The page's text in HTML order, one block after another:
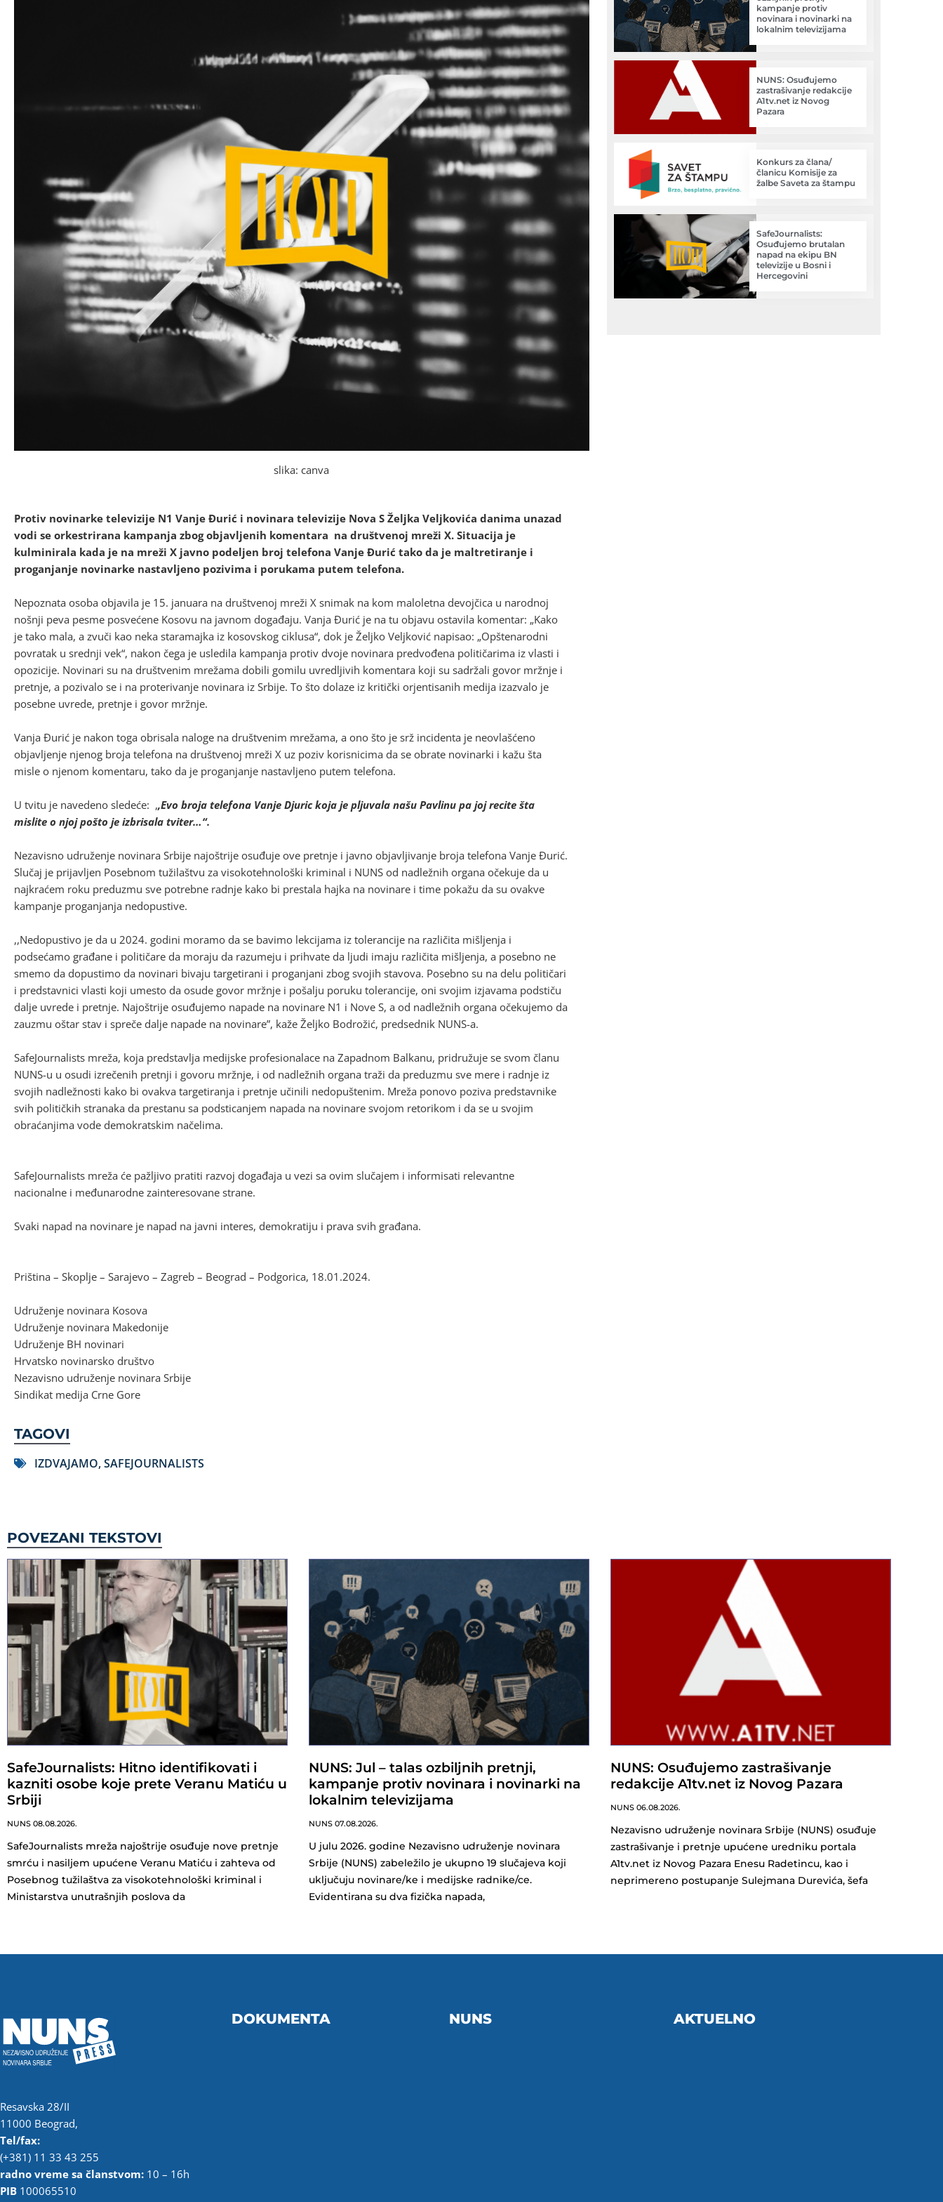
slika: canva
Protiv novinarke televizije N1 Vanje Đurić i novinara televizije Nova S Željka Veljkovića danima unazad
vodi se orkestrirana kampanja zbog objavljenih komentara na društvenoj mreži X. Situacija je
kulminirala kada je na mreži X javno podeljen broj telefona Vanje Đurić tako da je maltretiranje i
proganjanje novinarke nastavljeno pozivima i porukama putem telefona.
Nepoznata osoba objavila je 15. januara na društvenoj mreži X snimak na kom maloletna devojčica u narodnoj
nošnji peva pesme posvećene Kosovu na javnom događaju. Vanja Đurić je na tu objavu ostavila komentar: „Kako
je tako mala, a zvuči kao neka staramajka iz kosovskog ciklusa“, dok je Željko Veljković napisao: „Opštenarodni
povratak u srednji vek“, nakon čega je usledila kampanja protiv dvoje novinara predvođena političarima iz vlasti i
opozicije. Novinari su na društvenim mrežama dobili gomilu uvredljivih komentara koji su sadržali govor mržnje i
pretnje, a pozivalo se i na proterivanje novinara iz Srbije. To što dolaze iz kritički orjentisanih medija izazvalo je
posebne uvrede, pretnje i govor mržnje.
Vanja Đurić je nakon toga obrisala naloge na društvenim mrežama, a ono što je srž incidenta je neovlašćeno
objavljenje njenog broja telefona na društvenoj mreži X uz poziv korisnicima da se obrate novinarki i kažu šta
misle o njenom komentaru, tako da je proganjanje nastavljeno putem telefona.
U tvitu je navedeno sledeće: ,,Evo broja telefona Vanje Djuric koja je pljuvala našu Pavlinu pa joj recite šta
mislite o njoj pošto je izbrisala tviter…“.
Nezavisno udruženje novinara Srbije najoštrije osuđuje ove pretnje i javno objavljivanje broja telefona Vanje Đurić.
Slučaj je prijavljen Posebnom tužilaštvu za visokotehnološki kriminal i NUNS od nadležnih organa očekuje da u
najkraćem roku preduzmu sve potrebne radnje kako bi prestala hajka na novinare i time pokažu da su ovakve
kampanje proganjanja nedopustive.
,,Nedopustivo je da u 2024. godini moramo da se bavimo lekcijama iz tolerancije na različita mišljenja i
podsećamo građane i političare da moraju da razumeju i prihvate da ljudi imaju različita mišljenja, a posebno ne
smemo da dopustimo da novinari bivaju targetirani i proganjani zbog svojih stavova. Posebno su na delu političari
i predstavnici vlasti koji umesto da osude govor mržnje i pošalju poruku tolerancije, oni svojim izjavama podstiču
dalje uvrede i pretnje. Najoštrije osuđujemo napade na novinare N1 i Nove S, a od nadležnih organa očekujemo da
zauzmu oštar stav i spreče dalje napade na novinare”, kaže Željko Bodrožić, predsednik NUNS-a.
SafeJournalists mreža, koja predstavlja medijske profesionalace na Zapadnom Balkanu, pridružuje se svom članu
NUNS-u u osudi izrečenih pretnji i govoru mržnje, i od nadležnih organa traži da preduzmu sve mere i radnje iz
svojih nadležnosti kako bi ovakva targetiranja i pretnje učinili nedopuštenim. Mreža ponovo poziva predstavnike
svih političkih stranaka da prestanu sa podsticanjem napada na novinare svojom retorikom i da se u svojim
obraćanjima vode demokratskim načelima.
SafeJournalists mreža će pažljivo pratiti razvoj događaja u vezi sa ovim slučajem i informisati relevantne
nacionalne i međunarodne zainteresovane strane.
Svaki napad na novinare je napad na javni interes, demokratiju i prava svih građana.
Priština – Skoplje – Sarajevo – Zagreb – Beograd – Podgorica, 18.01.2024.
Udruženje novinara Kosova
Udruženje novinara Makedonije
Udruženje BH novinari
Hrvatsko novinarsko društvo
Nezavisno udruženje novinara Srbije
Sindikat medija Crne Gore
TAGOVI
IZDVAJAMO,SAFEJOURNALISTS
kampanje protiv
novinara i novinarki na
lokalnim televizijama
NUNS: Osuđujemo
zastrašivanje redakcije
A1tv.net iz Novog
Pazara
Konkurs za člana/
članicu Komisije za
žalbe Saveta za štampu
SafeJournalists:
Osuđujemo brutalan
napad na ekipu BN
televizije u Bosni i
Hercegovini
POVEZANI TEKSTOVI
SafeJournalists: Hitno identifikovati i
kazniti osobe koje prete Veranu Matiću u
Srbiji
NUNS 08.08.2026.
SafeJournalists mreža najoštrije osuđuje nove pretnje
smrću i nasiljem upućene Veranu Matiću i zahteva od
Posebnog tužilaštva za visokotehnološki kriminal i
Ministarstva unutrašnjih poslova da
NUNS: Jul – talas ozbiljnih pretnji,
kampanje protiv novinara i novinarki na
lokalnim televizijama
NUNS 07.08.2026.
U julu 2026. godine Nezavisno udruženje novinara
Srbije (NUNS) zabeležilo je ukupno 19 slučajeva koji
uključuju novinare/ke i medijske radnike/ce.
Evidentirana su dva fizička napada,
NUNS: Osuđujemo zastrašivanje
redakcije A1tv.net iz Novog Pazara
NUNS 06.08.2026.
Nezavisno udruženje novinara Srbije (NUNS) osuđuje
zastrašivanje i pretnje upućene uredniku portala
A1tv.net iz Novog Pazara Enesu Radetincu, kao i
neprimereno postupanje Sulejmana Durevića, šefa
Resavska 28/II
11000 Beograd,
Tel/fax:
(+381) 11 33 43 255
radno vreme sa članstvom: 10 – 16h
PIB 100065510
DOKUMENTA NUNS AKTUELNO